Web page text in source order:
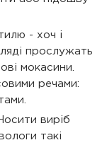
- хоч і
прослужать
мокасини.
речами:
виріб
такі